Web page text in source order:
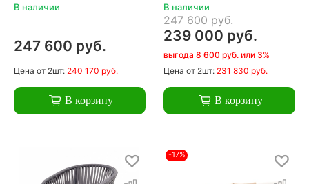
В наличии
247 600 руб.
Цена от 2шт: 240 170 руб.
В корзину
В наличии
247 600 руб.
239 000 руб.
выгода 8 600 руб. или 3%
Цена от 2шт: 231 830 руб.
В корзину
-17%